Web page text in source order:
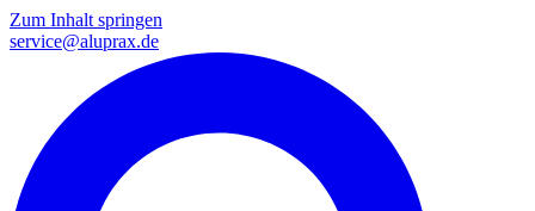
Zum Inhalt springen
service@aluprax.de